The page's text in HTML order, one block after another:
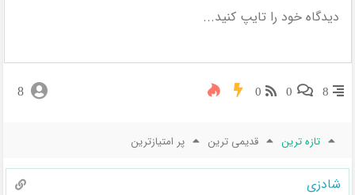
8
0
0
8
تازه ترین قدیمی ترین پر امتیازترین
شادزی